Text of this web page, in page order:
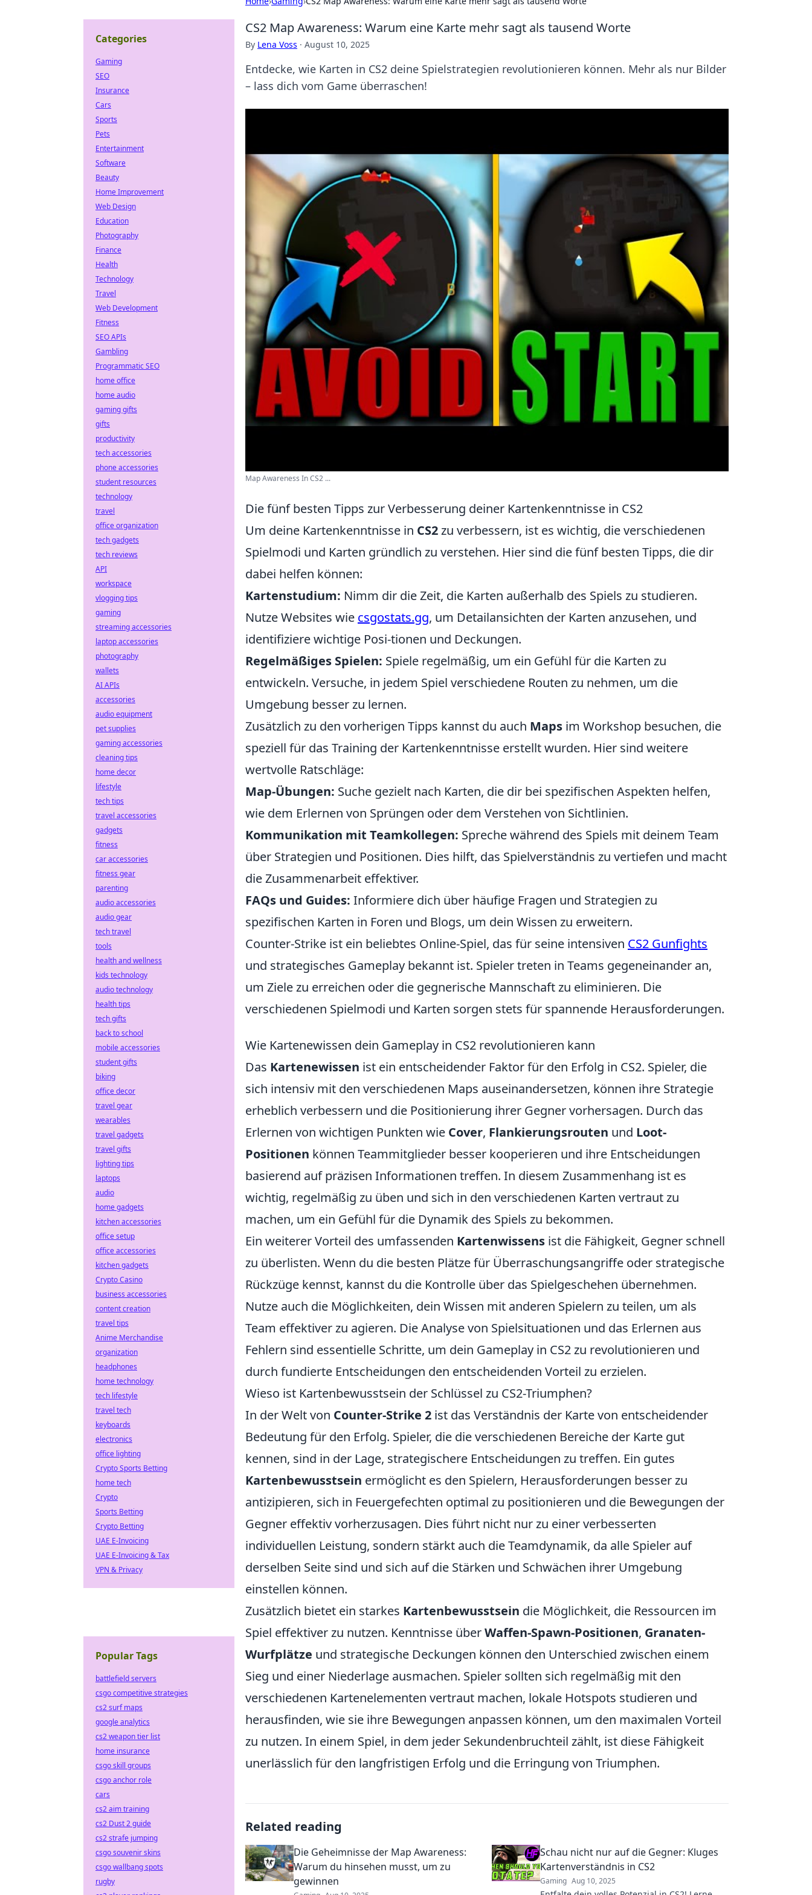
CS2 Map Awareness: Warum eine Karte mehr sagt als tausend Worte
By Lena Voss · August 10, 2025
Entdecke, wie Karten in CS2 deine Spielstrategien revolutionieren können. Mehr als nur Bilder
– lass dich vom Game überraschen!
Map Awareness In CS2 ...
Die fünf besten Tipps zur Verbesserung deiner Kartenkenntnisse in CS2
Um deine Kartenkenntnisse in CS2zu verbessern, ist es wichtig, die verschiedenen
Spielmodi und Karten gründlich zu verstehen. Hier sind die fünf besten Tipps, die dir
dabei helfen können:
Kartenstudium: Nimm dir die Zeit, die Karten außerhalb des Spiels zu studieren.
Nutze Websites wie csgostats.gg, um Detailansichten der Karten anzusehen, und
identifiziere wichtige Posi-tionen und Deckungen.
Regelmäßiges Spielen: Spiele regelmäßig, um ein Gefühl für die Karten zu
entwickeln. Versuche, in jedem Spiel verschiedene Routen zu nehmen, um die
Umgebung besser zu lernen.
Zusätzlich zu den vorherigen Tipps kannst du auch Maps im Workshop besuchen, die
speziell für das Training der Kartenkenntnisse erstellt wurden. Hier sind weitere
wertvolle Ratschläge:
Map-Übungen: Suche gezielt nach Karten, die dir bei spezifischen Aspekten helfen,
wie dem Erlernen von Sprüngen oder dem Verstehen von Sichtlinien.
Kommunikation mit Teamkollegen: Spreche während des Spiels mit deinem Team
über Strategien und Positionen. Dies hilft, das Spielverständnis zu vertiefen und macht
die Zusammenarbeit effektiver.
FAQs und Guides: Informiere dich über häufige Fragen und Strategien zu
spezifischen Karten in Foren und Blogs, um dein Wissen zu erweitern.
Counter-Strike ist ein beliebtes Online-Spiel, das für seine intensiven CS2 Gunfights
und strategisches Gameplay bekannt ist. Spieler treten in Teams gegeneinander an,
um Ziele zu erreichen oder die gegnerische Mannschaft zu eliminieren. Die
verschiedenen Spielmodi und Karten sorgen stets für spannende Herausforderungen.
Wie Kartenewissen dein Gameplay in CS2 revolutionieren kann
Das Kartenewissen ist ein entscheidender Faktor für den Erfolg in CS2. Spieler, die
sich intensiv mit den verschiedenen Maps auseinandersetzen, können ihre Strategie
erheblich verbessern und die Positionierung ihrer Gegner vorhersagen. Durch das
Erlernen von wichtigen Punkten wie Cover, Flankierungsrouten und Loot-
Positionen können Teammitglieder besser kooperieren und ihre Entscheidungen
basierend auf präzisen Informationen treffen. In diesem Zusammenhang ist es
wichtig, regelmäßig zu üben und sich in den verschiedenen Karten vertraut zu
machen, um ein Gefühl für die Dynamik des Spiels zu bekommen.
Ein weiterer Vorteil des umfassenden Kartenwissens ist die Fähigkeit, Gegner schnell
zu überlisten. Wenn du die besten Plätze für Überraschungsangriffe oder strategische
Rückzüge kennst, kannst du die Kontrolle über das Spielgeschehen übernehmen.
Nutze auch die Möglichkeiten, dein Wissen mit anderen Spielern zu teilen, um als
Team effektiver zu agieren. Die Analyse von Spielsituationen und das Erlernen aus
Fehlern sind essentielle Schritte, um dein Gameplay in CS2 zu revolutionieren und
durch fundierte Entscheidungen den entscheidenden Vorteil zu erzielen.
Wieso ist Kartenbewusstsein der Schlüssel zu CS2-Triumphen?
In der Welt von Counter-Strike 2 ist das Verständnis der Karte von entscheidender
Bedeutung für den Erfolg. Spieler, die die verschiedenen Bereiche der Karte gut
kennen, sind in der Lage, strategischere Entscheidungen zu treffen. Ein gutes
Kartenbewusstsein ermöglicht es den Spielern, Herausforderungen besser zu
antizipieren, sich in Feuergefechten optimal zu positionieren und die Bewegungen der
Gegner effektiv vorherzusagen. Dies führt nicht nur zu einer verbesserten
individuellen Leistung, sondern stärkt auch die Teamdynamik, da alle Spieler auf
derselben Seite sind und sich auf die Stärken und Schwächen ihrer Umgebung
einstellen können.
Zusätzlich bietet ein starkes Kartenbewusstsein die Möglichkeit, die Ressourcen im
Spiel effektiver zu nutzen. Kenntnisse überWaffen-Spawn-Positionen, Granaten-
Wurfplätze und strategische Deckungen können den Unterschied zwischen einem
Sieg und einer Niederlage ausmachen. Spieler sollten sich regelmäßig mit den
verschiedenen Kartenelementen vertraut machen, lokale Hotspots studieren und
herausfinden, wie sie ihre Bewegungen anpassen können, um den maximalen Vorteil
zu nutzen. In einem Spiel, in dem jeder Sekundenbruchteil zählt, ist diese Fähigkeit
unerlässlich für den langfristigen Erfolg und die Erringung von Triumphen.
Related reading
Die Geheimnisse der Map Awareness:
Warum du hinsehen musst, um zu
gewinnen
Schau nicht nur auf die Gegner: Kluges
Kartenverständnis in CS2
Gaming Aug 10, 2025
Categories
Gaming
SEO
Insurance
Cars
Sports
Pets
Entertainment
Software
Beauty
Home Improvement
Web Design
Education
Photography
Finance
Health
Technology
Travel
Web Development
Fitness
SEO APIs
Gambling
Programmatic SEO
home office
home audio
gaming gifts
gifts
productivity
tech accessories
phone accessories
student resources
technology
travel
office organization
tech gadgets
tech reviews
API
workspace
vlogging tips
gaming
streaming accessories
laptop accessories
photography
wallets
AI APIs
accessories
audio equipment
pet supplies
gaming accessories
cleaning tips
home decor
lifestyle
tech tips
travel accessories
gadgets
fitness
car accessories
fitness gear
parenting
audio accessories
audio gear
tech travel
tools
health and wellness
kids technology
audio technology
health tips
tech gifts
back to school
mobile accessories
student gifts
biking
office decor
travel gear
wearables
travel gadgets
travel gifts
lighting tips
laptops
audio
home gadgets
kitchen accessories
office setup
office accessories
kitchen gadgets
Crypto Casino
business accessories
content creation
travel tips
Anime Merchandise
organization
headphones
home technology
tech lifestyle
travel tech
keyboards
electronics
office lighting
Crypto Sports Betting
home tech
Crypto
Sports Betting
Crypto Betting
UAE E-Invoicing
UAE E-Invoicing & Tax
VPN & Privacy
Popular Tags
battlefield servers
csgo competitive strategies
cs2 surf maps
google analytics
cs2 weapon tier list
home insurance
csgo skill groups
csgo anchor role
cars
cs2 aim training
cs2 Dust 2 guide
cs2 strafe jumping
csgo souvenir skins
csgo wallbang spots
rugby